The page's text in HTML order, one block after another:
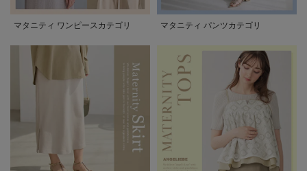
マタニティ ワンピースカテゴリ マタニティ パンツカテゴリ